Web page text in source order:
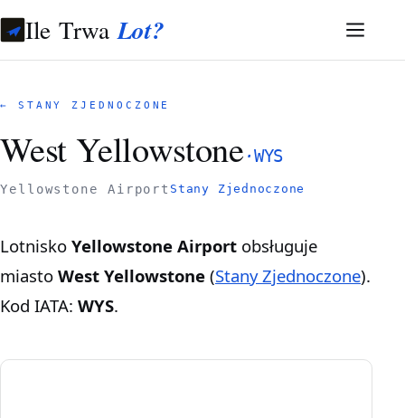
Ile TrwaLot?
← STANY ZJEDNOCZONE
West Yellowstone ·WYS
Yellowstone Airport Stany Zjednoczone
Lotnisko Yellowstone Airport obsługuje
miasto West Yellowstone (Stany Zjednoczone).
Kod IATA: WYS.